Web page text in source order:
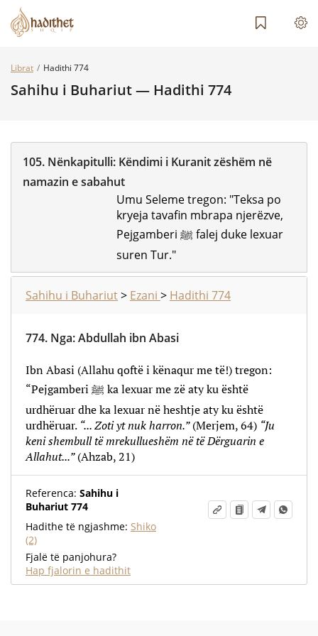
Librat Hadithi 774
Sahihu i Buhariut — Hadithi 774
105. Nënkapitulli: Këndimi i Kuranit zëshëm në
namazin e sabahut
Umu Seleme tregon: "Teksa po
kryeja tavafin mbrapa njerëzve,
Pejgamberi ﷺ falej duke lexuar
suren Tur."
Sahihu i Buhariut> Ezani > Hadithi 774
774. Nga:Abdullah ibn Abasi
Ibn Abasi (Allahu qoftë i kënaqur me të!) tregon:
“Pejgamberi ﷺ ka lexuar me zë aty ku është
urdhëruar dhe ka lexuar në heshtje aty ku është
urdhëruar. “... Zoti yt nuk harron.”(Merjem, 64) “Ju
keni shembull të mrekullueshëm në të Dërguarin e
Allahut...” (Ahzab, 21)
Referenca: Sahihu i
Buhariut 774
Hadithe të ngjashme: Shiko
(2)
Fjalë të panjohura?
Hap fjalorin e hadithit